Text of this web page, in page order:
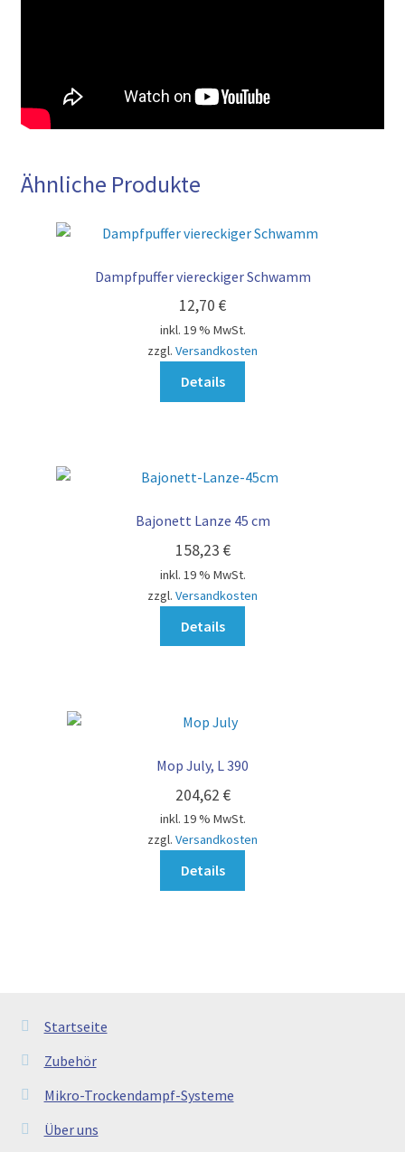
Ähnliche Produkte
Dampfpuffer viereckiger Schwamm
12,70 €
inkl. 19 % MwSt.
zzgl. Versandkosten
Details
Bajonett Lanze 45 cm
158,23 €
inkl. 19 % MwSt.
zzgl. Versandkosten
Details
Mop July, L 390
204,62 €
inkl. 19 % MwSt.
zzgl. Versandkosten
Details
Startseite
Zubehör
Mikro-Trockendampf-Systeme
Über uns